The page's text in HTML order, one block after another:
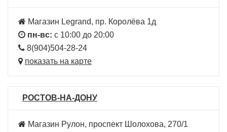
Магазин Legrand, пр. Королёва 1д
пн-вс: с 10:00 до 20:00
8(904)504-28-24
показать на карте
РОСТОВ-НА-ДОНУ
Магазин Рулон, проспект Шолохова, 270/1